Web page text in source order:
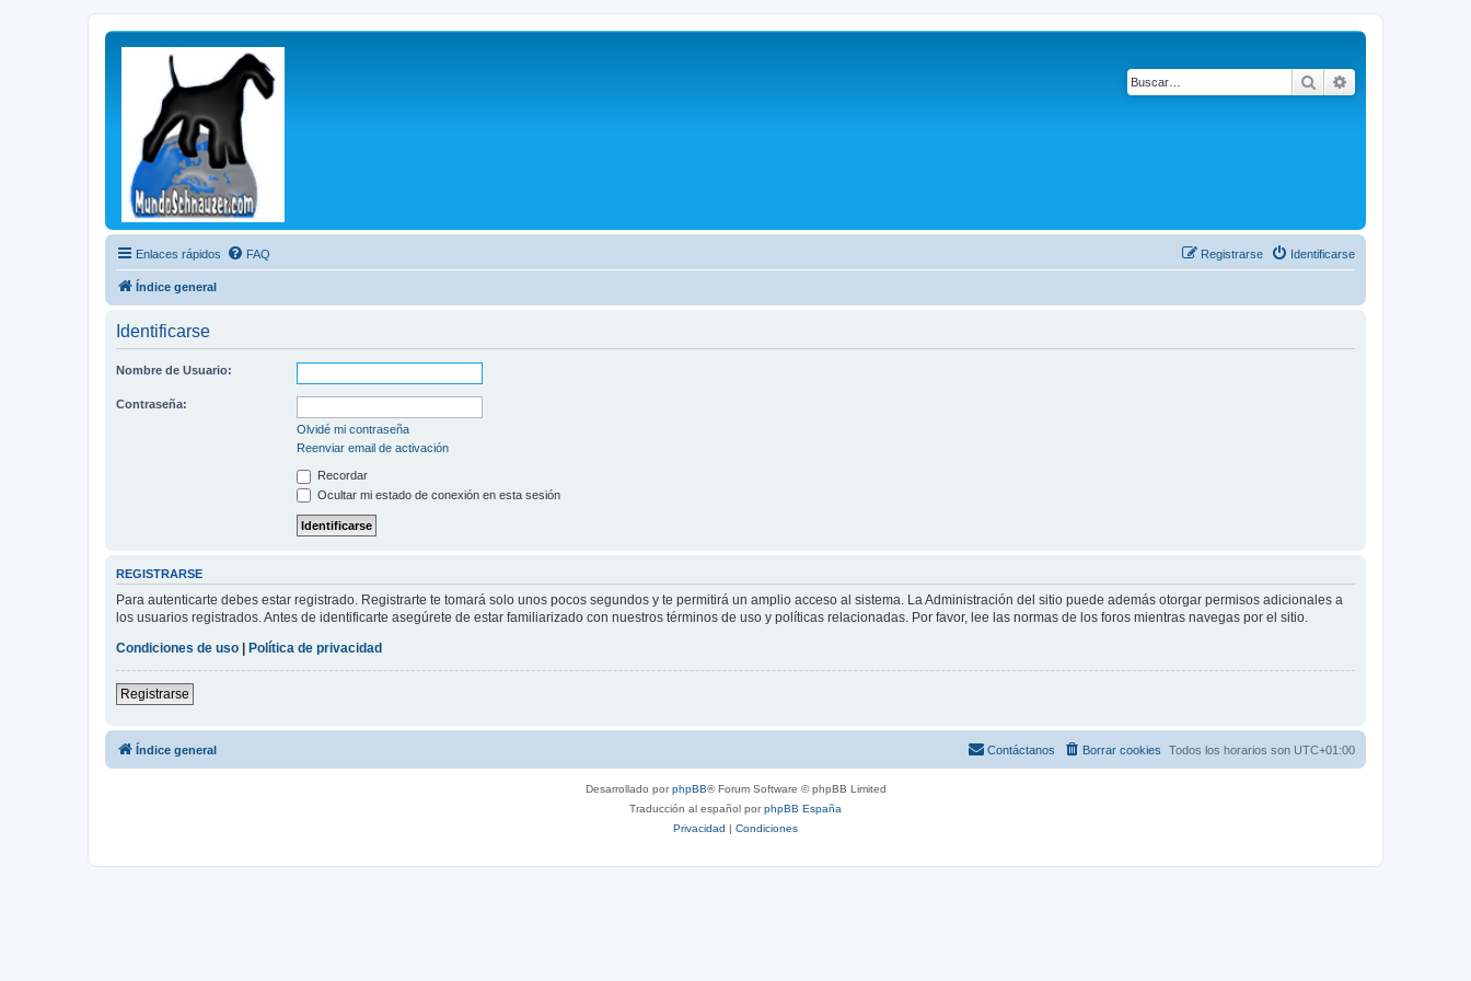
Buscar
Enlaces rápidos FAQ Identificarse
Registrarse
Índice general
Identificarse
Nombre de Usuario:
Contraseña:
Olvidé mi contraseña
Reenviar email de activación
Recordar
Ocultar mi estado de conexión en esta sesión
REGISTRARSE
Para autenticarte debes estar registrado. Registrarte te tomará solo unos pocos segundos y te permitirá un amplio acceso al sistema. La Administración del sitio puede además otorgar permisos adicionales a
los usuarios registrados. Antes de identificarte asegúrete de estar familiarizado con nuestros términos de uso y políticas relacionadas. Por favor, lee las normas de los foros mientras navegas por el sitio.
Condiciones de uso | Política de privacidad
Registrarse
Índice general Todos los horarios son UTC+01:00
Borrar cookies
Contáctanos
Desarrollado porphpBB® Forum Software © phpBB Limited
Traducción al español porphpBB España
Privacidad | Condiciones